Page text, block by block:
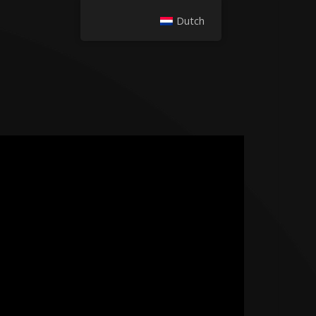
Dutch